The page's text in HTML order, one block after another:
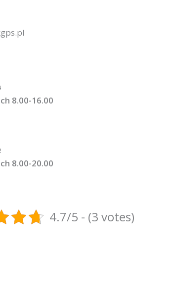
8.00-16.00
8.00-20.00
4.7/5 - (3 votes)